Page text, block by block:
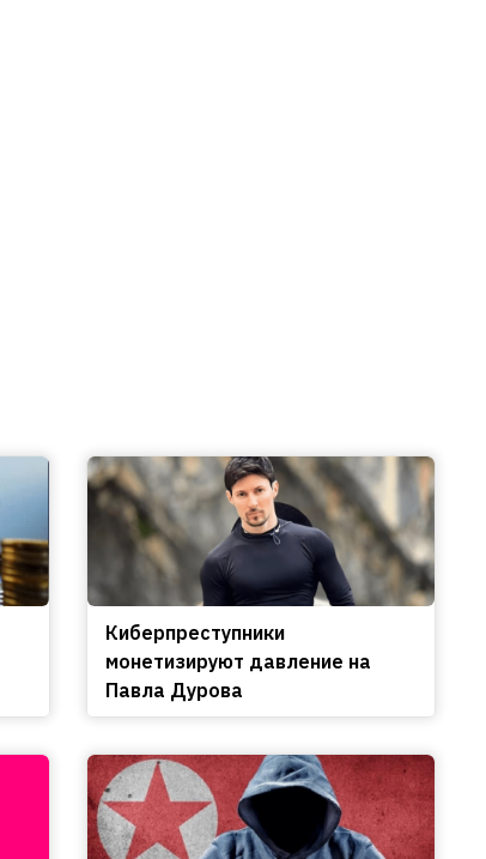
Киберпреступники
монетизируют давление на
Павла Дурова